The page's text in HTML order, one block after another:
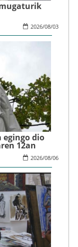
2026/08/03
dio
12an
2026/08/06